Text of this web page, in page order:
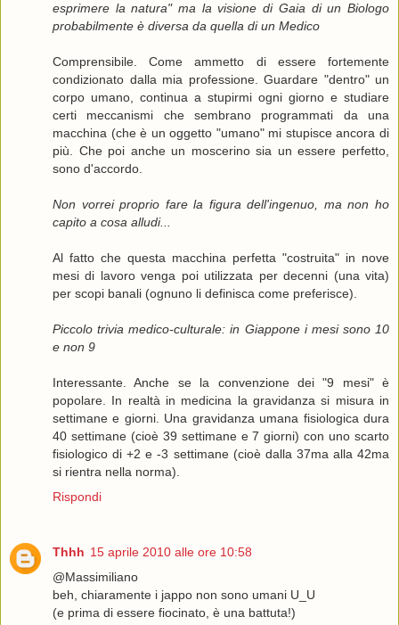
esprimere la natura" ma la visione di Gaia di un Biologo
probabilmente è diversa da quella di un Medico
Comprensibile. Come ammetto di essere fortemente
condizionato dalla mia professione. Guardare "dentro" un
corpo umano, continua a stupirmi ogni giorno e studiare
certi meccanismi che sembrano programmati da una
macchina (che è un oggetto "umano" mi stupisce ancora di
più. Che poi anche un moscerino sia un essere perfetto,
sono d'accordo.
Non vorrei proprio fare la figura dell'ingenuo, ma non ho
capito a cosa alludi...
Al fatto che questa macchina perfetta "costruita" in nove
mesi di lavoro venga poi utilizzata per decenni (una vita)
per scopi banali (ognuno li definisca come preferisce).
Piccolo trivia medico-culturale: in Giappone i mesi sono 10
e non 9
Interessante. Anche se la convenzione dei "9 mesi" è
popolare. In realtà in medicina la gravidanza si misura in
settimane e giorni. Una gravidanza umana fisiologica dura
40 settimane (cioè 39 settimane e 7 giorni) con uno scarto
fisiologico di +2 e -3 settimane (cioè dalla 37ma alla 42ma
si rientra nella norma).
Rispondi
Thhh 15 aprile 2010 alle ore 10:58
@Massimiliano
beh, chiaramente i jappo non sono umani U_U
(e prima di essere fiocinato, è una battuta!)